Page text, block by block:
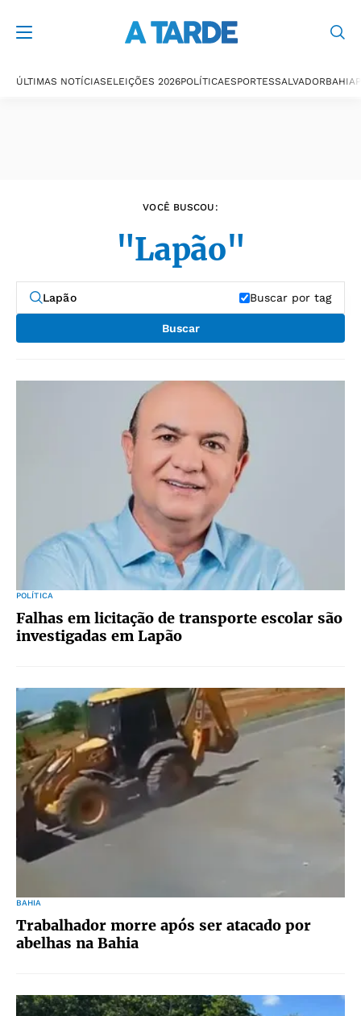
ÚLTIMAS NOTÍCIASELEIÇÕES 2026POLÍTICAESPORTESSALVADORBAHIA
VOCÊ BUSCOU:
"Lapão"
Buscar por tag
Buscar
POLÍTICA
Falhas em licitação de transporte escolar são
investigadas em Lapão
BAHIA
Trabalhador morre após ser atacado por
abelhas na Bahia